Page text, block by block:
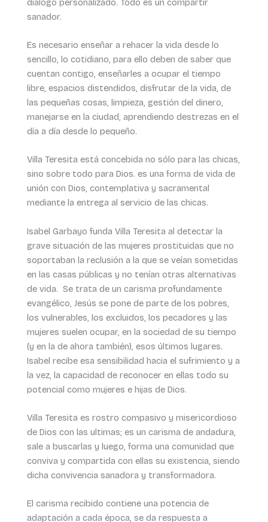
dialogo personalizado. Todo es un compartir
sanador.
Es necesario enseñar a rehacer la vida desde lo
sencillo, lo cotidiano, para ello deben de saber que
cuentan contigo, enseñarles a ocupar el tiempo
libre, espacios distendidos, disfrutar de la vida, de
las pequeñas cosas, limpieza, gestión del dinero,
manejarse en la ciudad, aprendiendo destrezas en el
día a día desde lo pequeño.
Villa Teresita está concebida no sólo para las chicas,
sino sobre todo para Dios. es una forma de vida de
unión con Dios, contemplativa y sacramental
mediante la entrega al servicio de las chicas.
Isabel Garbayo funda Villa Teresita al detectar la
grave situación de las mujeres prostituidas que no
soportaban la reclusión a la que se veían sometidas
en las casas públicas y no tenían otras alternativas
de vida. Se trata de un carisma profundamente
evangélico, Jesús se pone de parte de los pobres,
los vulnerables, los excluidos, los pecadores y las
mujeres suelen ocupar, en la sociedad de su tiempo
(y en la de ahora también), esos últimos lugares.
Isabel recibe esa sensibilidad hacia el sufrimiento y a
la vez, la capacidad de reconocer en ellas todo su
potencial como mujeres e hijas de Dios.
Villa Teresita es rostro compasivo y misericordioso
de Dios con las ultimas; es un carisma de andadura,
sale a buscarlas y luego, forma una comunidad que
conviva y compartida con ellas su existencia, siendo
dicha convivencia sanadora y transformadora.
El carisma recibido contiene una potencia de
adaptación a cada época, se da respuesta a